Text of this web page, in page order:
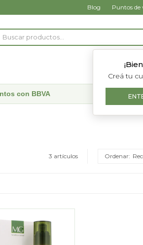
Creá tu
Blog Puntos de
con BBVA
3 artículos